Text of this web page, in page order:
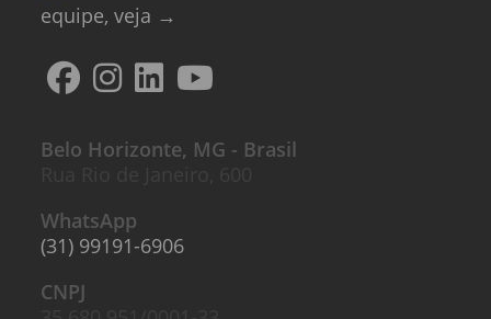
equipe, veja →
Belo Horizonte, MG - Brasil
WhatsApp
(31) 99191-6906
CNPJ